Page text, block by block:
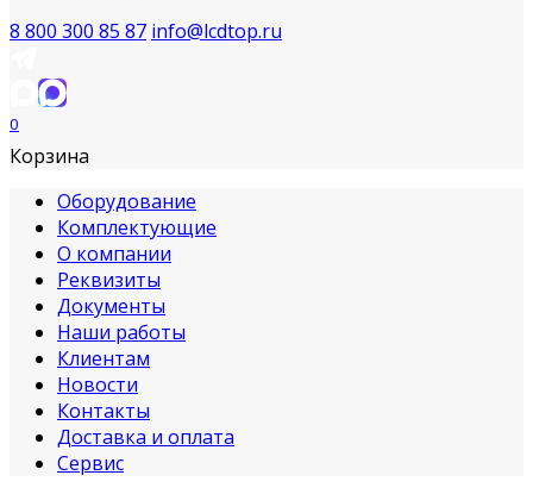
8 800 300 85 87 info@lcdtop.ru
0
Корзина
Оборудование
Комплектующие
О компании
Реквизиты
Документы
Наши работы
Клиентам
Новости
Контакты
Доставка и оплата
Сервис